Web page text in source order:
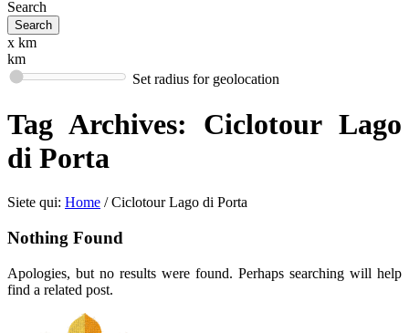
Search
x km
km
Set radius for geolocation
Tag Archives: Ciclotour Lago
di Porta
Siete qui: Home / Ciclotour Lago di Porta
Nothing Found
Apologies, but no results were found. Perhaps searching will help
find a related post.